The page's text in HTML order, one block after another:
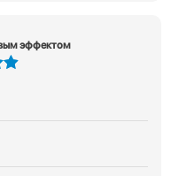
эффектом